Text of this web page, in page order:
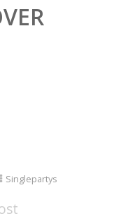
Singlepartys